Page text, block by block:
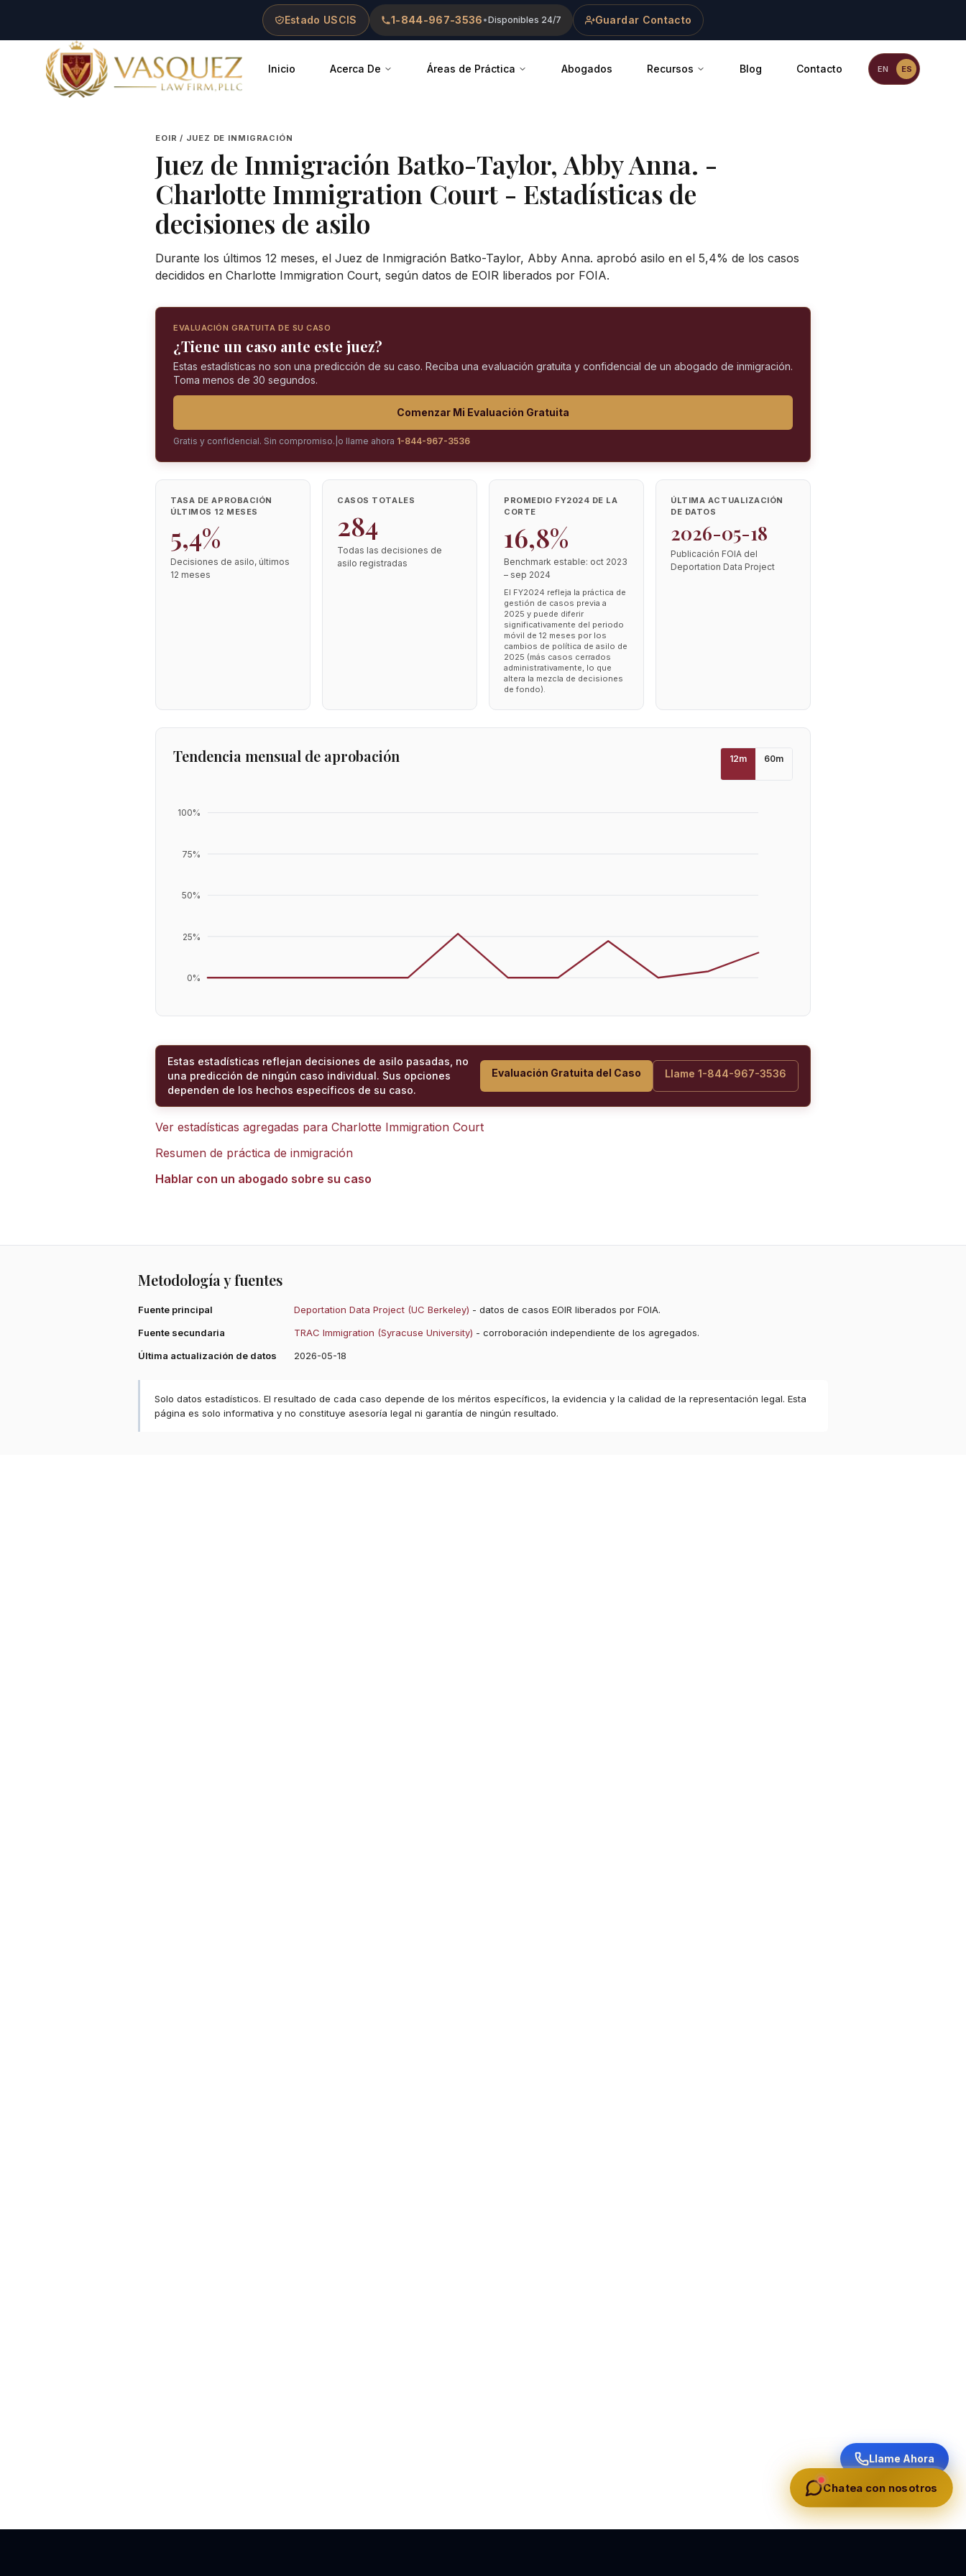
Estado USCIS 1-844-967-3536 •Disponibles 24/7 Guardar Contacto
Vasquez Law Firm - Home
Inicio Acerca De Áreas de Práctica Abogados Recursos Blog Contacto ES
EN
EOIR / JUEZ DE INMIGRACIÓN
Juez de Inmigración Batko-Taylor, Abby Anna. -
Charlotte Immigration Court - Estadísticas de
decisiones de asilo
Durante los últimos 12 meses, el Juez de Inmigración Batko-Taylor, Abby Anna. aprobó asilo en el 5,4% de los casos
decididos en Charlotte Immigration Court, según datos de EOIR liberados por FOIA.
EVALUACIÓN GRATUITA DE SU CASO
¿Tiene un caso ante este juez?
Estas estadísticas no son una predicción de su caso. Reciba una evaluación gratuita y confidencial de un abogado de inmigración.
Toma menos de 30 segundos.
Comenzar Mi Evaluación Gratuita
Gratis y confidencial. Sin compromiso. o llame ahora 1-844-967-3536
TASA DE APROBACIÓN
ÚLTIMOS 12 MESES
5,4%
Decisiones de asilo, últimos
12 meses
CASOS TOTALES
284
Todas las decisiones de
asilo registradas
PROMEDIO FY2024 DE LA
CORTE
16,8%
Benchmark estable: oct 2023
– sep 2024
El FY2024 refleja la práctica de
gestión de casos previa a
2025 y puede diferir
significativamente del periodo
móvil de 12 meses por los
cambios de política de asilo de
2025 (más casos cerrados
administrativamente, lo que
altera la mezcla de decisiones
de fondo).
ÚLTIMA ACTUALIZACIÓN
DE DATOS
2026-05-18
Publicación FOIA del
Deportation Data Project
Tendencia mensual de aprobación 12m 60m
0%
25%
50%
75%
100%
Estas estadísticas reflejan decisiones de asilo pasadas, no
una predicción de ningún caso individual. Sus opciones
dependen de los hechos específicos de su caso.
Evaluación Gratuita del Caso Llame 1-844-967-3536
Ver estadísticas agregadas para Charlotte Immigration Court
Resumen de práctica de inmigración
Hablar con un abogado sobre su caso
Metodología y fuentes
Fuente principal Deportation Data Project (UC Berkeley) - datos de casos EOIR liberados por FOIA.
Fuente secundaria
TRAC Immigration (Syracuse University) - corroboración independiente de los agregados.
Última actualización de datos
2026-05-18
Solo datos estadísticos. El resultado de cada caso depende de los méritos específicos, la evidencia y la calidad de la representación legal. Esta
página es solo informativa y no constituye asesoría legal ni garantía de ningún resultado.
Llame Ahora
Chatea con nosotros